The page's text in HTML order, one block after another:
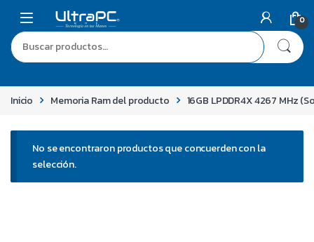
0
Inicio Memoria Ram del producto 16GB LPDDR4X 4267 MHz
No se encontraron productos que concuerden con la
selección.